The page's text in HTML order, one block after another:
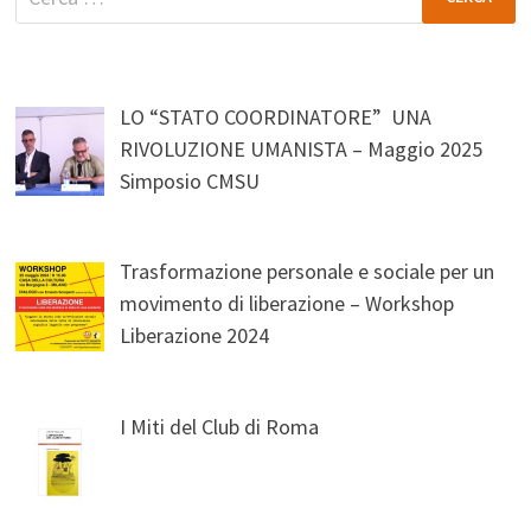
per:
LO “STATO COORDINATORE” UNA
RIVOLUZIONE UMANISTA – Maggio 2025
Simposio CMSU
Trasformazione personale e sociale per un
movimento di liberazione – Workshop
Liberazione 2024
I Miti del Club di Roma